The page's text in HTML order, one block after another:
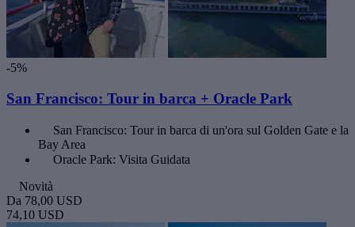
-5%
San Francisco: Tour in barca + Oracle Park
San Francisco: Tour in barca di un'ora sul Golden Gate e la
Bay Area
Oracle Park: Visita Guidata
Novità
Da 78,00 USD
74,10 USD